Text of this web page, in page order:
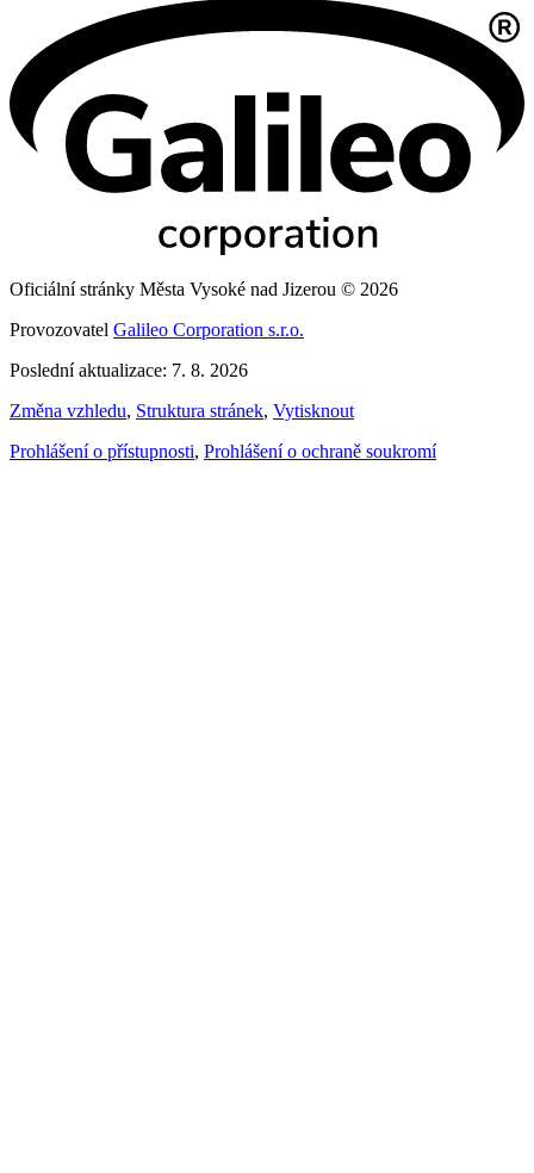
Oficiální stránky Města Vysoké nad Jizerou © 2026
Provozovatel Galileo Corporation s.r.o.
Poslední aktualizace: 7. 8. 2026
Změna vzhledu, Struktura stránek, Vytisknout
Prohlášení o přístupnosti, Prohlášení o ochraně soukromí